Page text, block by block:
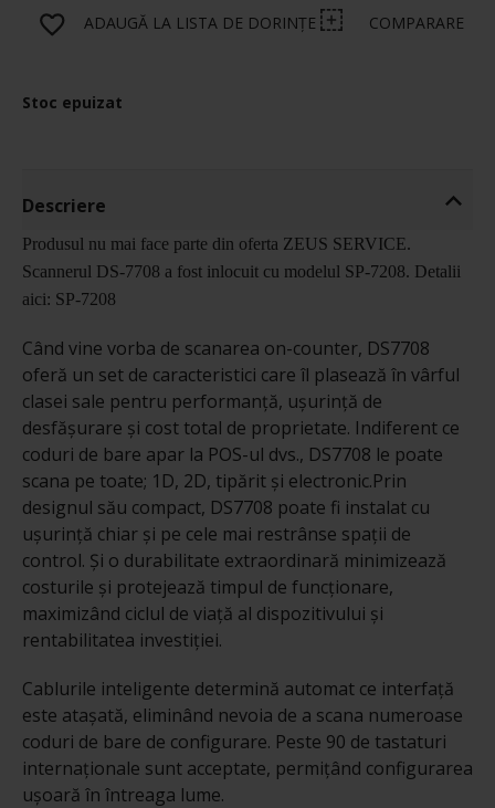
ADAUGĂ LA LISTA DE DORINȚE COMPARARE
Stoc epuizat
Descriere
Produsul nu mai face parte din oferta ZEUS SERVICE.
Scannerul DS-7708 a fost inlocuit cu modelul SP-7208. Detalii
aici: SP-7208
Când vine vorba de scanarea on-counter, DS7708
oferă un set de caracteristici care îl plasează în vârful
clasei sale pentru performanță, ușurință de
desfășurare și cost total de proprietate. Indiferent ce
coduri de bare apar la POS-ul dvs., DS7708 le poate
scana pe toate; 1D, 2D, tipărit și electronic.Prin
designul său compact, DS7708 poate fi instalat cu
ușurință chiar și pe cele mai restrânse spații de
control. Și o durabilitate extraordinară minimizează
costurile și protejează timpul de funcționare,
maximizând ciclul de viață al dispozitivului și
rentabilitatea investiției.
Cablurile inteligente determină automat ce interfață
este atașată, eliminând nevoia de a scana numeroase
coduri de bare de configurare. Peste 90 de tastaturi
internaționale sunt acceptate, permițând configurarea
ușoară în întreaga lume.